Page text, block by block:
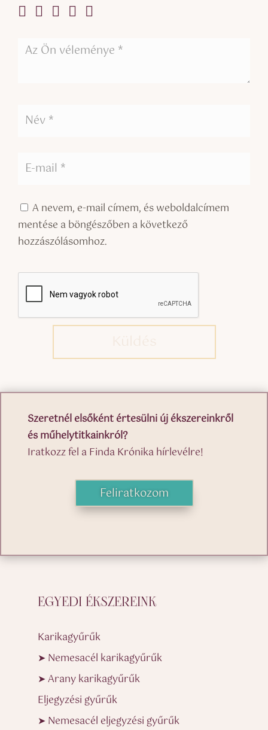
A nevem, e-mail címem, és weboldalcímem
mentése a böngészőben a következő
hozzászólásomhoz.
Szeretnél elsőként értesülni új ékszereinkről
és műhelytitkainkról?
Iratkozz fel a Finda Krónika hírlevélre!
Feliratkozom
EGYEDI ÉKSZEREINK
Karikagyűrűk
➤ Nemesacél karikagyűrűk
➤ Arany karikagyűrűk
Eljegyzési gyűrűk
➤ Nemesacél eljegyzési gyűrűk